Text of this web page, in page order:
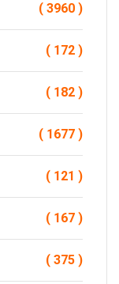
( 3960 )
( 172 )
( 182 )
( 1677 )
( 121 )
( 167 )
( 375 )